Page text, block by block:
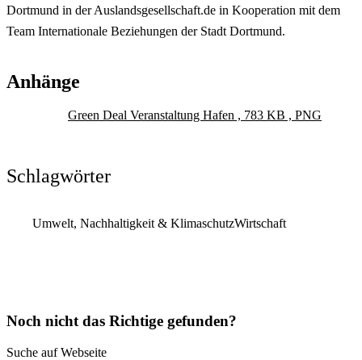
Dortmund in der Auslandsgesellschaft.de in Kooperation mit dem
Team Internationale Beziehungen der Stadt Dortmund.
Anhänge
Green Deal Veranstaltung Hafen , 783 KB , PNG
Schlagwörter
Umwelt, Nachhaltigkeit & KlimaschutzWirtschaft
Noch nicht das Richtige gefunden?
Suche auf Webseite